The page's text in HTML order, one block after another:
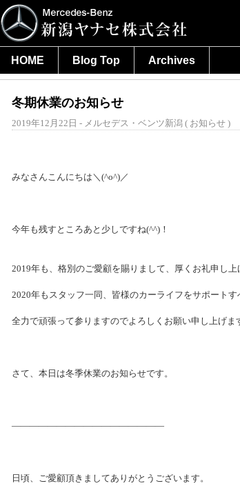
HOME Blog Top Archives
冬期休業のお知らせ
2019年12月22日 - メルセデス・ベンツ新潟 ( お知らせ )
みなさんこんにちは＼(^o^)／
今年も残すところあと少しですね(^^)！
2019年も、格別のご愛顧を賜りまして、厚くお礼申し上
2020年もスタッフ一同、皆様のカーライフをサポートす
全力で頑張って参りますのでよろしくお願い申し上げま
さて、本日は冬季休業のお知らせです。
―――――――――――――――――
日頃、ご愛顧頂きましてありがとうございます。